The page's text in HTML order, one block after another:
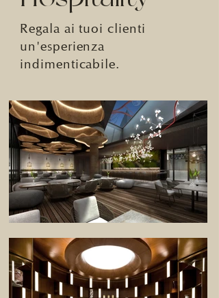
Regala ai tuoi clienti
un'esperienza
indimenticabile.